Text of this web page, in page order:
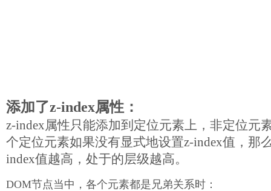
添加了z-index属性：
z-index属性只能添加到定位元素上，非定位元
个定位元素如果没有显式地设置z-index值，那
index值越高，处于的层级越高。
DOM节点当中，各个元素都是兄弟关系时：